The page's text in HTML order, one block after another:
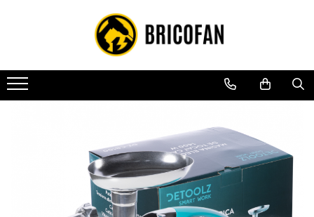
Toate Produsele
Vehicule electrice
Atv
Piese de schimb vehicule electrice